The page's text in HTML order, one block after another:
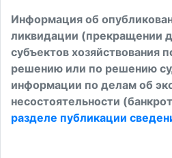
Информация об
ликвидации (прекращении
субъектов хозяйствования
решению или по решению
информации по делам об
несостоятельности
разделе публикации